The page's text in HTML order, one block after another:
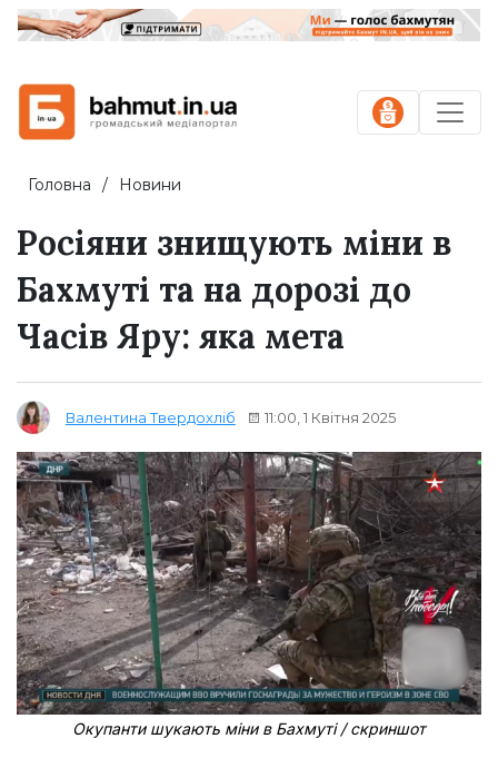
Головна Новини
Росіяни знищують міни в
Бахмуті та на дорозі до
Часів Яру: яка мета
Валентина Твердохліб 11:00, 1 Квітня 2025
Окупанти шукають міни в Бахмуті / скриншот